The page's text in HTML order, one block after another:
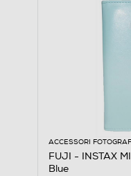
ACCESSORI
FUJI - INSTAX
Blue